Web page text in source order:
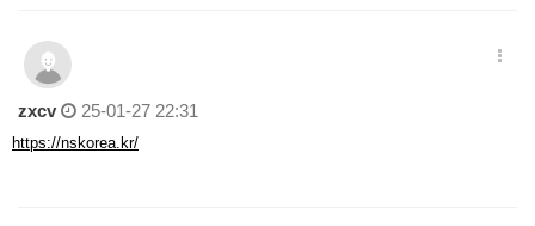
zxcv 25-01-27 22:31
https://nskorea.kr/